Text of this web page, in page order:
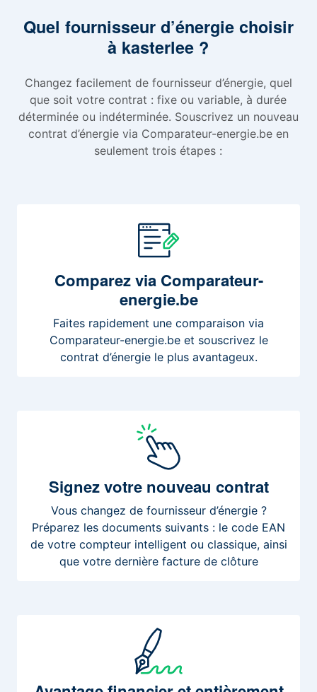
Quel fournisseur d’énergie choisir
à kasterlee ?
Changez facilement de fournisseur d’énergie, quel
que soit votre contrat : fixe ou variable, à durée
déterminée ou indéterminée. Souscrivez un nouveau
contrat d’énergie via Comparateur-energie.be en
seulement trois étapes :
Comparezvia Comparateur-
energie.be
Faites rapidement une comparaison via
Comparateur-energie.be et souscrivez le
contrat d’énergie le plus avantageux.
Signezvotre nouveau contrat
Vous changez de fournisseur d’énergie ?
Préparez les documents suivants : le code EAN
de votre compteur intelligent ou classique, ainsi
que votre dernière facture de clôture